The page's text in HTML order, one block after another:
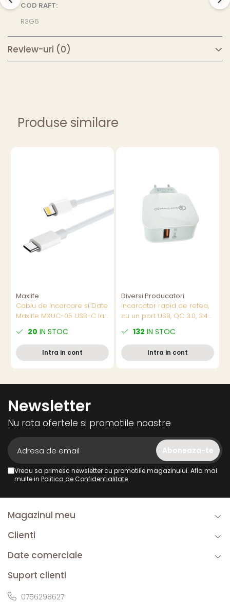
COD RAFT:
R3G6
Review-uri (0)
Produse similare
Maxlife
Cablu de Incarcare si Date
Maxlife MXUC-05 USB-C la
20W, Alb, pentru Incarcare
Rapida la Distanta
20 IN STOC
Intra in cont
Diversi Producatori
Incarcator rapid de retea,
cu un port USB, QC 3.0, 3.4A,
132 IN STOC
Intra in cont
Newsletter
Nu rata ofertele si promotiile noastre
Vreau sa primesc newsletter cu promotiile magazinului. Afla mai
multe in Politica de Confidentialitate
Magazinul meu
Clienti
Date comerciale
Suport clienti
0756298627